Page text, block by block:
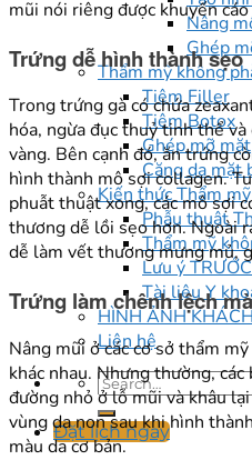
Nâng
Ghép
Thẩm mỹ không
Tiêm Filler
Tiêm Botox
Ghép mỡ mặt
Căng da mặt
Kiến thức Thẩm mỹ
Phẫu thuật
Thẩm mỹ
Lưu ý
Tài liệu Y
HÌNH ẢNH
Liên hệ
Đặt lịch ngay
mũi nói riêng được khuyến
Trứng dễ hình thành sẹo
Trong trứng gà có chứa
hóa, ngừa đục thuỷ tinh thể
vàng. Bên cạnh đó, ăn trứng
hình thành mô sợi collagen.
phuẫt thuật xong, các mô sợi
thương dễ lồi sẹo hơn. Ngoài
dễ làm vết thương mưng mủ,
Trứng làm chênh lệch
Nâng mũi ở các cơ sở thẩm
khác nhau. Nhưng thường,
đường nhỏ ở lỗ mũi và khâu
vùng da non sau khi hình
màu da cơ bản.